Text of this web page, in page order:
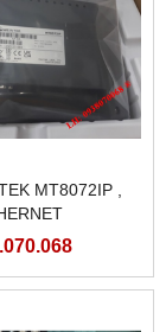
MT8072IP ,